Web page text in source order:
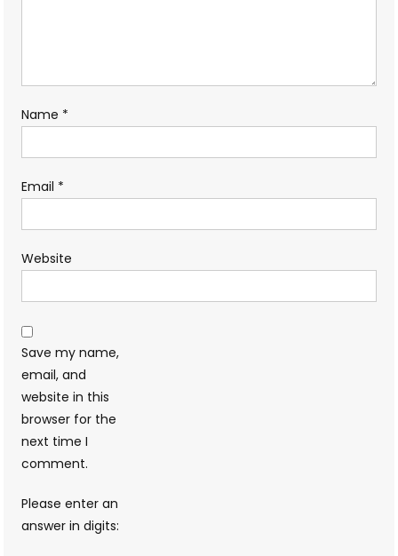
Name *
Email *
Website
Save my name,
email, and
website in this
browser for the
next time I
comment.
Please enter an
answer in digits: